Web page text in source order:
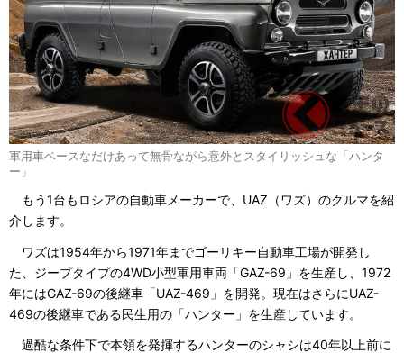
軍用車ベースなだけあって無骨ながら意外とスタイリッシュな「ハンタ
ー」
もう1台もロシアの自動車メーカーで、UAZ（ワズ）のクルマを紹
介します。
ワズは1954年から1971年までゴーリキー自動車工場が開発し
た、ジープタイプの4WD小型軍用車両「GAZ-69」を生産し、1972
年にはGAZ-69の後継車「UAZ-469」を開発。現在はさらにUAZ-
469の後継車である民生用の「ハンター」を生産しています。
過酷な条件下で本領を発揮するハンターのシャシは40年以上前に